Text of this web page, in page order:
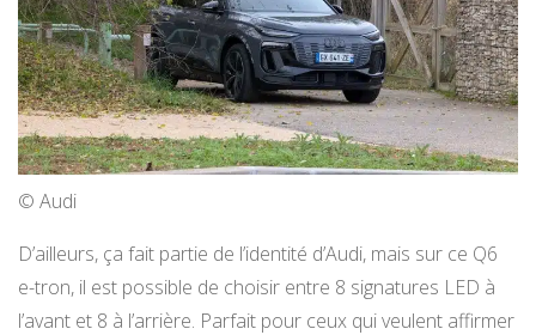
© Audi
D’ailleurs, ça fait partie de l’identité d’Audi, mais sur ce Q6
e-tron, il est possible de choisir entre 8 signatures LED à
l’avant et 8 à l’arrière. Parfait pour ceux qui veulent affirmer